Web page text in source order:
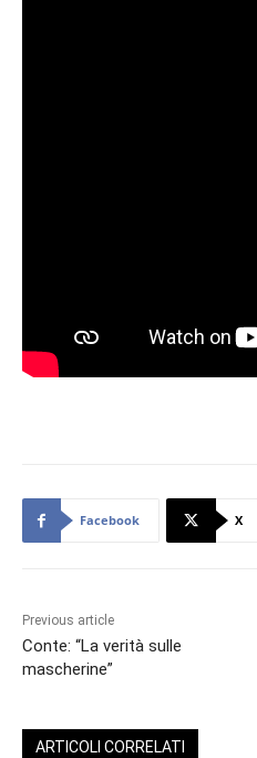
Facebook X
Previous article
Conte: “La verità sulle
mascherine”
ARTICOLI CORRELATI